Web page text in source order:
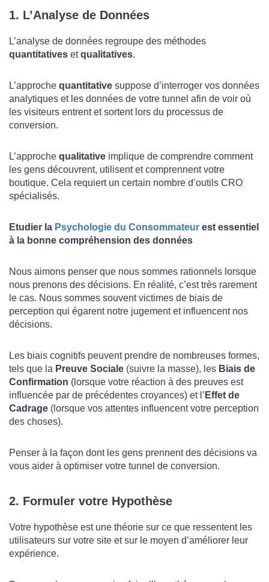
1. L’Analyse de Données
L’analyse de données regroupe des méthodes
quantitatives etqualitatives.
L’approche quantitative suppose d’interroger vos données
analytiques et les données de votre tunnel afin de voir où
les visiteurs entrent et sortent lors du processus de
conversion.
L’approche qualitative implique de comprendre comment
les gens découvrent, utilisent et comprennent votre
boutique. Cela requiert un certain nombre d’outils CRO
spécialisés.
Etudier la Psychologie du Consommateur est essentiel
à la bonne compréhension des données
Nous aimons penser que nous sommes rationnels lorsque
nous prenons des décisions. En réalité, c’est très rarement
le cas. Nous sommes souvent victimes de biais de
perception qui égarent notre jugement et influencent nos
décisions.
Les biais cognitifs peuvent prendre de nombreuses formes,
tels que la Preuve Sociale (suivre la masse), les Biais de
Confirmation (lorsque votre réaction à des preuves est
influencée par de précédentes croyances) et l’ Effet de
Cadrage (lorsque vos attentes influencent votre perception
des choses).
Penser à la façon dont les gens prennent des décisions va
vous aider à optimiser votre tunnel de conversion.
2. Formuler votre Hypothèse
Votre hypothèse est une théorie sur ce que ressentent les
utilisateurs sur votre site et sur le moyen d’améliorer leur
expérience.